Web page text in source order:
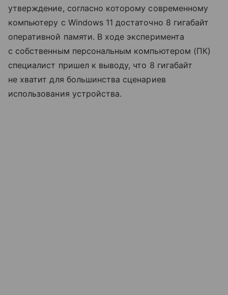
утверждение, согласно которому современному
компьютеру с Windows 11 достаточно 8 гигабайт
оперативной памяти. В ходе эксперимента
с собственным персональным компьютером (ПК)
специалист пришел к выводу, что 8 гигабайт
не хватит для большинства сценариев
использования устройства.